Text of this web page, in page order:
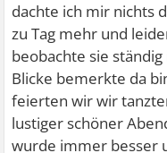
dachte ich mir nichts
zu Tag mehr und
beobachte sie
Blicke bemerkte da
feierten wir wir
lustiger schöner
wurde immer besser